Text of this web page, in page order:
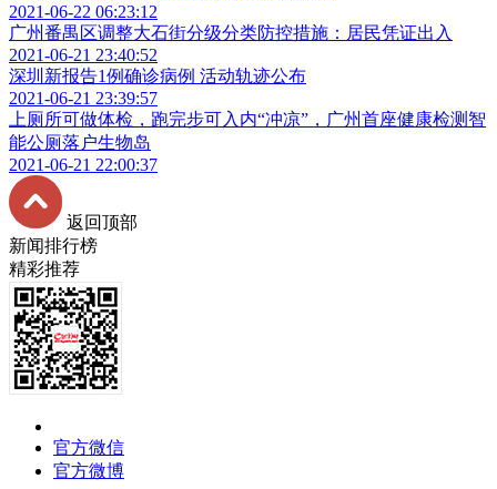
2021-06-22 06:23:12
广州番禺区调整大石街分级分类防控措施：居民凭证出入
2021-06-21 23:40:52
深圳新报告1例确诊病例 活动轨迹公布
2021-06-21 23:39:57
上厕所可做体检，跑完步可入内“冲凉”，广州首座健康检测智
能公厕落户生物岛
2021-06-21 22:00:37
返回顶部
新闻排行榜
精彩推荐
官方微信
官方微博